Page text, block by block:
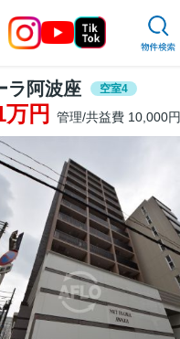
ラ阿波座 空室4
円 管理/共益費 10,000円